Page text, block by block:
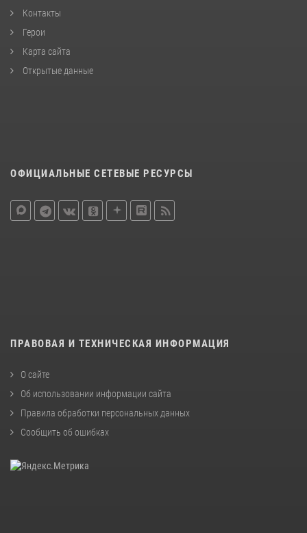
Контакты
Герои
Карта сайта
Открытые данные
ОФИЦИАЛЬНЫЕ СЕТЕВЫЕ РЕСУРСЫ
ПРАВОВАЯ И ТЕХНИЧЕСКАЯ ИНФОРМАЦИЯ
О сайте
Об использовании информации сайта
Правила обработки персональных данных
Сообщить об ошибках